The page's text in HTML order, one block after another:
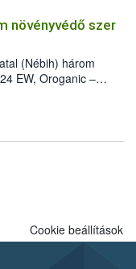
a szlovák
érdekében.
növényvédő szer
(Nébih) három
EW, Oroganic –
követően,
elleni további
termesztésben is
Cookie beállítások